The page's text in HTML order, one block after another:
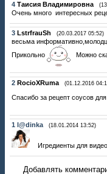
4 Таисия Владимировна
Очень много интересных
3 LstrfrauSh (20.03.2017 05:52)
весьма
Прикольно
Можно
2 RocioXRuma (01.12.2016
Спасибо за рецепт соусов
1 l@dinka (18.01.2014 13:52)
Игредиенты для
Добавлять